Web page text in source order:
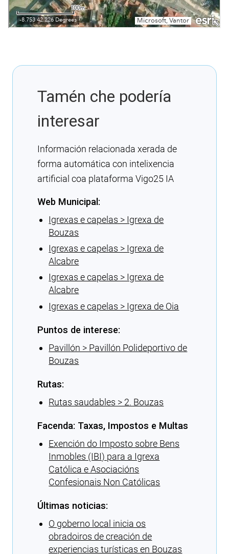
Tamén che podería
interesar
Información relacionada xerada de
forma automática con intelixencia
artificial coa plataforma Vigo25 IA
Web Municipal:
Igrexas e capelas > Igrexa de
Bouzas
Igrexas e capelas > Igrexa de
Alcabre
Igrexas e capelas > Igrexa de
Alcabre
Igrexas e capelas > Igrexa de Oia
Puntos de interese:
Pavillón > Pavillón Polideportivo de
Bouzas
Rutas:
Rutas saudables > 2. Bouzas
Facenda: Taxas, Impostos e Multas
Exención do Imposto sobre Bens
Inmobles (IBI) para a Igrexa
Católica e Asociacións
Confesionais Non Católicas
Últimas noticias:
O goberno local inicia os
obradoiros de creación de
experiencias turísticas en Bouzas